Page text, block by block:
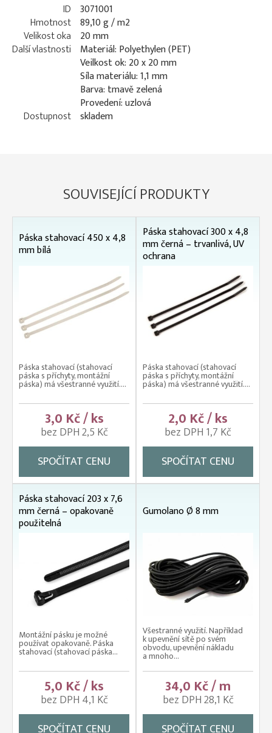
ID 3071001
Hmotnost 89,10 g / m2
Velikost oka
20 mm
Další vlastnosti
Materiál: Polyethylen (PET)
Veilkost ok: 20 x 20 mm
Síla materiálu: 1,1 mm
Barva: tmavě zelená
Provedení: uzlová
Dostupnost skladem
SOUVISEJÍCÍ PRODUKTY
Páska stahovací 450 x 4,8
mm bílá
Páska stahovací (stahovací
páska s příchyty, montážní
páska) má všestranné využití....
3,0 Kč / ks
bez DPH 2,5 Kč
SPOČÍTAT CENU
Páska stahovací 300 x 4,8
mm černá – trvanlivá, UV
ochrana
Páska stahovací (stahovací
páska s příchyty, montážní
páska) má všestranné využití....
2,0 Kč / ks
bez DPH 1,7 Kč
SPOČÍTAT CENU
Páska stahovací 203 x 7,6
mm černá – opakovaně
použitelná
Montážní pásku je možné
používat opakovaně. Páska
stahovací (stahovací páska...
5,0 Kč / ks
bez DPH 4,1 Kč
SPOČÍTAT CENU
Gumolano Ø 8 mm
Všestranné využití. Například
k upevnění sítě po svém
obvodu, upevnění nákladu
a mnoho...
34,0 Kč / m
bez DPH 28,1 Kč
SPOČÍTAT CENU